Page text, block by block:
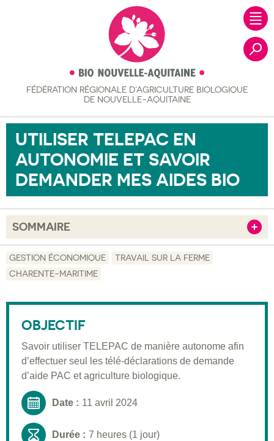
FÉDÉRATION RÉGIONALE D’AGRICULTURE BIOLOGIQUE
DE NOUVELLE-AQUITAINE
UTILISER TELEPAC EN
AUTONOMIE ET SAVOIR
DEMANDER MES AIDES BIO
SOMMAIRE
Description
Public visé
Pré-requis
Validation
Moyens pédagogiques
Informations pratiques
GESTION ÉCONOMIQUE
TRAVAIL SUR LA FERME
CHARENTE-MARITIME
OBJECTIF
Savoir utiliser TELEPAC de manière autonome afin
d’effectuer seul les télé-déclarations de demande
d’aide PAC et agriculture biologique.
Date : 11 avril 2024
Durée : 7 heures (1 jour)